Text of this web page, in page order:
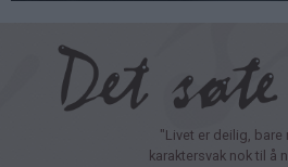
"Livet er deilig, bare
karaktersvak nok til å